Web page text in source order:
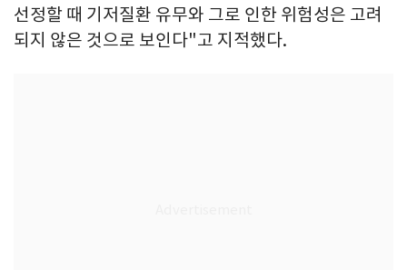
선정할 때 기저질환 유무와 그로 인한 위험성은 고려
되지 않은 것으로 보인다"고 지적했다.